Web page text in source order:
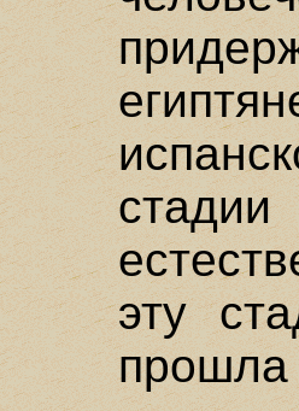
эту
прошла